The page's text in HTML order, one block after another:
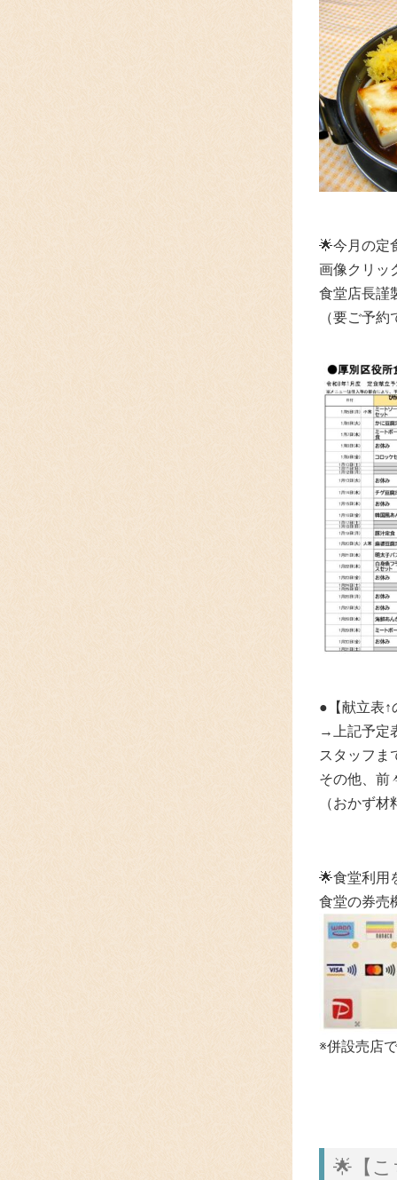
🌟今月の定
画像クリッ
食堂店長謹
（要ご予約
●【献立表↑
→上記予定
スタッフま
その他、前
（おかず
🌟食堂利用
食堂の券売
※併設売店
🌟【